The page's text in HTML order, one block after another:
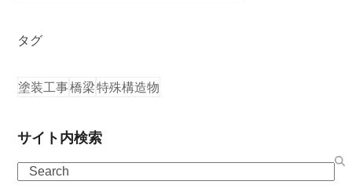
タグ
塗装工事橋梁特殊構造物
サイト内検索
Search